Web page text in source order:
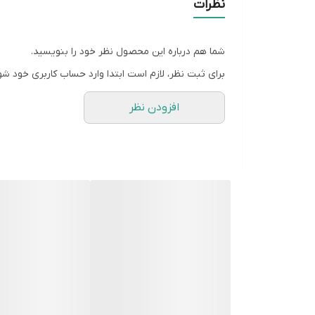
نظرات
شما هم درباره این محصول نظر خود را بنویسید.
برای ثبت نظر، لازم است ابتدا وارد حساب کاربری خود
افزودن نظر